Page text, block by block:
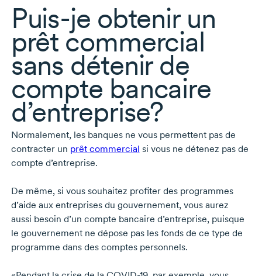
Puis-je obtenir un
prêt commercial
sans détenir de
compte bancaire
d’entreprise?
Normalement, les banques ne vous permettent pas de
contracter un prêt commercial si vous ne détenez pas de
compte d’entreprise.
De même, si vous souhaitez profiter des programmes
d’aide aux entreprises du gouvernement, vous aurez
aussi besoin d’un compte bancaire d’entreprise, puisque
le gouvernement ne dépose pas les fonds de ce type de
programme dans des comptes personnels.